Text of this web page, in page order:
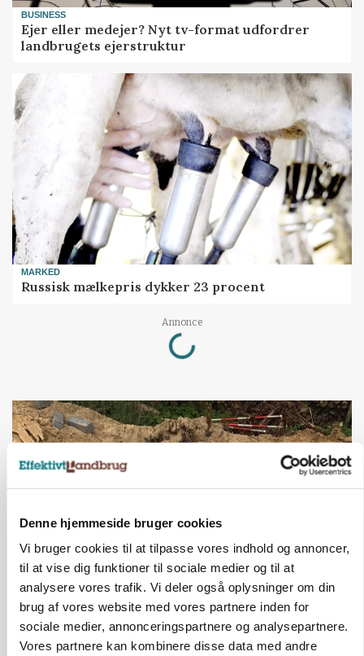
Denne hjemmeside bruger cookies
Vi bruger cookies til at tilpasse vores indhold og annoncer,
til at vise dig funktioner til sociale medier og til at
analysere vores trafik. Vi deler også oplysninger om din
brug af vores website med vores partnere inden for
sociale medier, annonceringspartnere og analysepartnere.
Vores partnere kan kombinere disse data med andre
BUSINESS
Ejer eller medejer? Nyt tv-format udfordrer
landbrugets ejerstruktur
MARKED
Russisk mælkepris dykker 23 procent
Annonce
Loading...
Fra mark til mur: Byggeriet kan åbne nyt
marked for biokul